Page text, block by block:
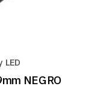
LED
NEGRO